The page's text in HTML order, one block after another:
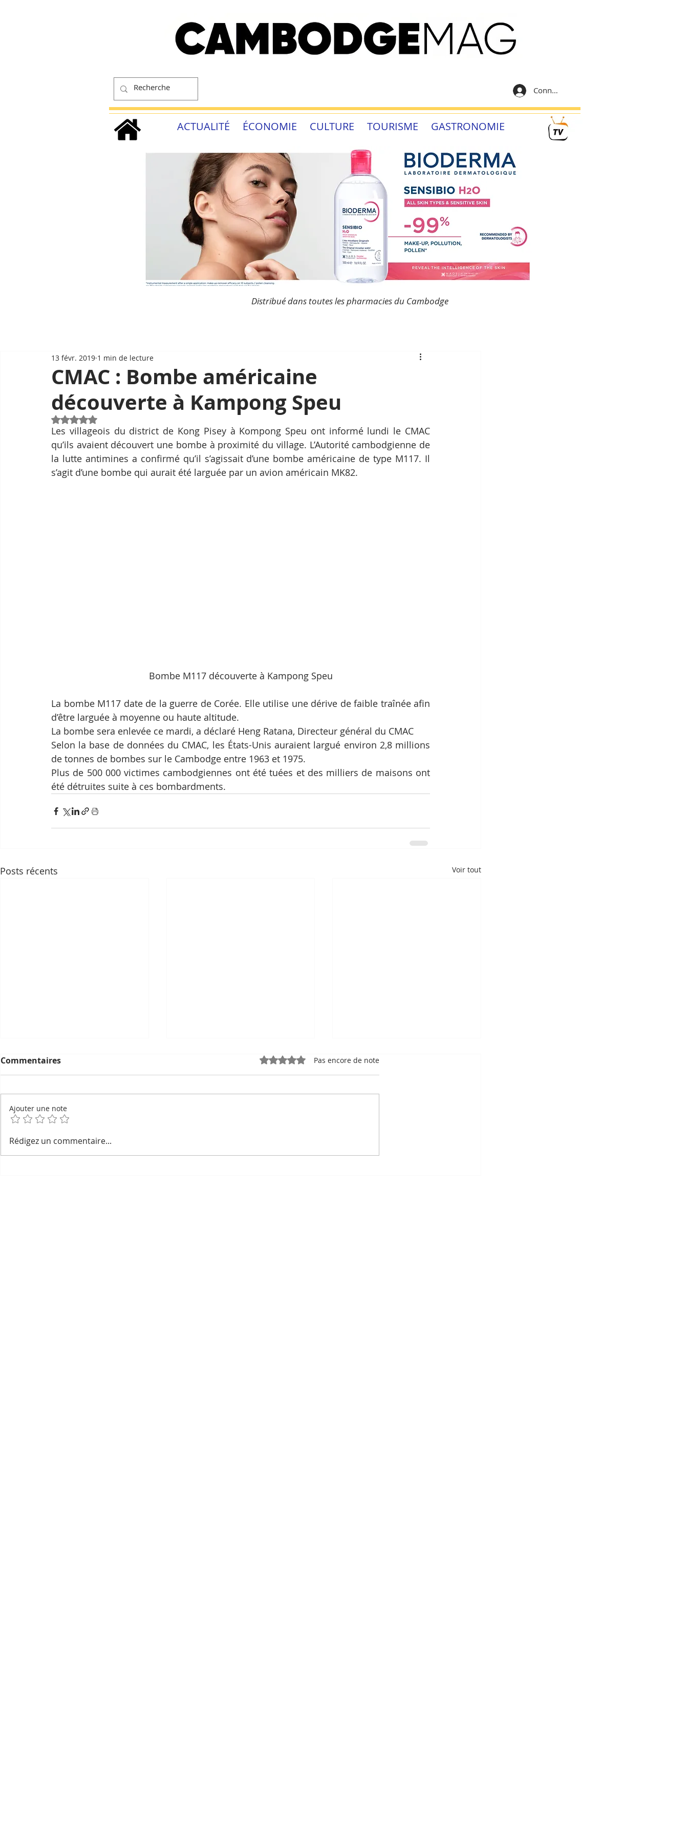
Connexion
ACTUALITÉ ÉCONOMIE CULTURE TOURISME GASTRONOMIE
Distribué dans toutes les pharmacies du Cambodge
CMAC : Bombe américaine
découverte à Kampong Speu
13 févr. 2019 1 min de lecture
Noté NaN étoiles sur 5.
Les villageois du district de Kong Pisey à Kompong Speu ont informé lundi le CMAC
qu’ils avaient découvert une bombe à proximité du village. L’Autorité cambodgienne de
la lutte antimines a confirmé qu’il s’agissait d’une bombe américaine de type M117. Il
s’agit d’une bombe qui aurait été larguée par un avion américain MK82.
Bombe M117 découverte à Kampong Speu
La bombe M117 date de la guerre de Corée. Elle utilise une dérive de faible traînée afin
d’être larguée à moyenne ou haute altitude.
La bombe sera enlevée ce mardi, a déclaré Heng Ratana, Directeur général du CMAC
Selon la base de données du CMAC, les États-Unis auraient largué environ 2,8 millions
de tonnes de bombes sur le Cambodge entre 1963 et 1975.
Plus de 500 000 victimes cambodgiennes ont été tuées et des milliers de maisons ont
été détruites suite à ces bombardments.
Posts récents Voir tout
Geckos devins, esprits du
foyer et noms secrets :
l'ombre du Stade
a survécu en dessinant le
Commentaires Noté 0 étoile sur 5.Pas encore de note
Ajouter une note
Rédigez un commentaire...